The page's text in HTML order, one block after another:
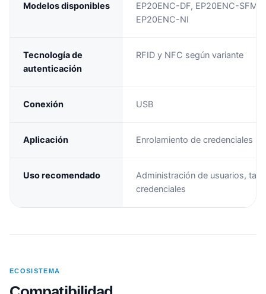
Modelos disponibles
EP20ENC-DF, EP20ENC-
EP20ENC-NI
Tecnología de
autenticación
RFID y NFC según variante
Conexión USB
Aplicación Enrolamiento de credenciales
Uso recomendado
Administración de usuarios,
credenciales
ECOSISTEMA